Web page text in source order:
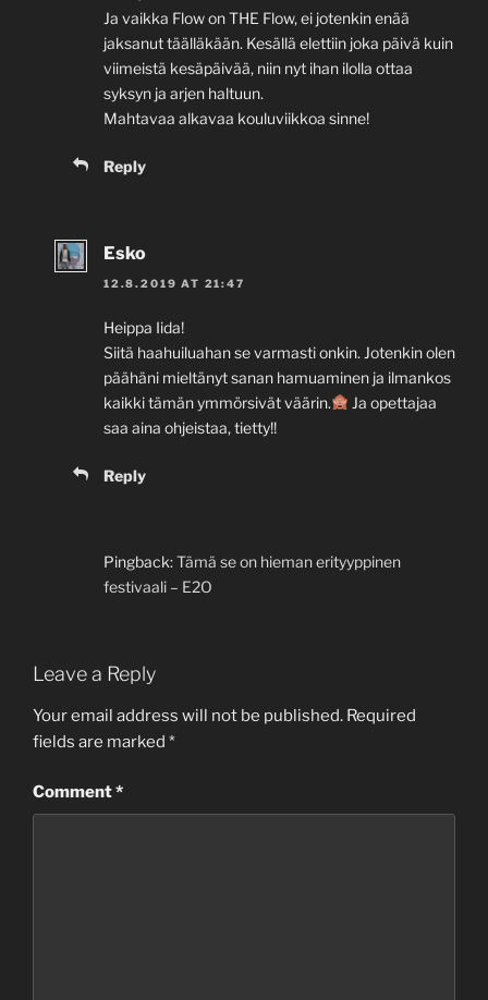
Ja vaikka Flow on THE Flow, ei jotenkin enää
jaksanut täälläkään. Kesällä elettiin joka päivä kuin
viimeistä kesäpäivää, niin nyt ihan ilolla ottaa
syksyn ja arjen haltuun.
Mahtavaa alkavaa kouluviikkoa sinne!
Reply
Esko
12.8.2019 AT 21:47
Heippa Iida!
Siitä haahuiluahan se varmasti onkin. Jotenkin olen
päähäni mieltänyt sanan hamuaminen ja ilmankos
kaikki tämän ymmörsivät väärin.
Ja opettajaa
saa aina ohjeistaa, tietty!!
Reply
Pingback:Tämä se on hieman erityyppinen
festivaali – E2O
Leave a Reply
Your email address will not be published. Required
fields are marked *
Comment*